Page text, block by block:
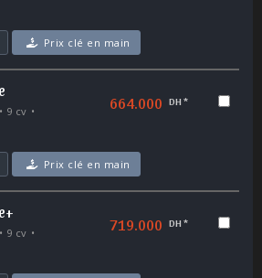
Prix clé en main
9 cv
664.000 DH *
Prix clé en main
9 cv
719.000 DH *